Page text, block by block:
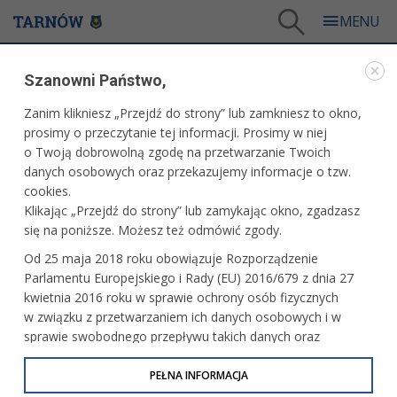
Metal Gawro Tarnów vs. GKS Ekom Remedies Invex Nowiny
WARTO ZOBACZYĆ
METAL GAWRO TARNÓW VS. GKS EKOM
REMEDIES INVEX NOWINY
06.01.2019, 21:03 6 stycznia 2018 r. fot. Artur Gawle
Szanowni Państwo,
Zanim klikniesz „Przejdź do strony” lub zamkniesz to okno,
prosimy o przeczytanie tej informacji. Prosimy w niej
o Twoją dobrowolną zgodę na przetwarzanie Twoich
danych osobowych oraz przekazujemy informacje o tzw.
cookies.
Klikając „Przejdź do strony” lub zamykając okno, zgadzasz
się na poniższe. Możesz też odmówić zgody.
Od 25 maja 2018 roku obowiązuje Rozporządzenie
Parlamentu Europejskiego i Rady (EU) 2016/679 z dnia 27
kwietnia 2016 roku w sprawie ochrony osób fizycznych
w związku z przetwarzaniem ich danych osobowych i w
sprawie swobodnego przepływu takich danych oraz
uchylenia dyrektywy 95/46/WE (określane jako RODO, GDPR
lub Ogólne Rozporządzenie o Ochronie Danych
PEŁNA INFORMACJA